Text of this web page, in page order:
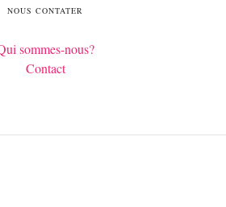
NOUS CONTATER
sommes-nous?
Contact